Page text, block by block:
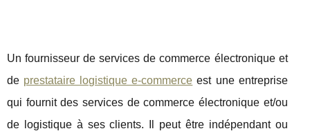
Un fournisseur de services de commerce électronique et
de prestataire logistique e-commerce est une entreprise
qui fournit des services de commerce électronique et/ou
de logistique à ses clients. Il peut être indépendant ou